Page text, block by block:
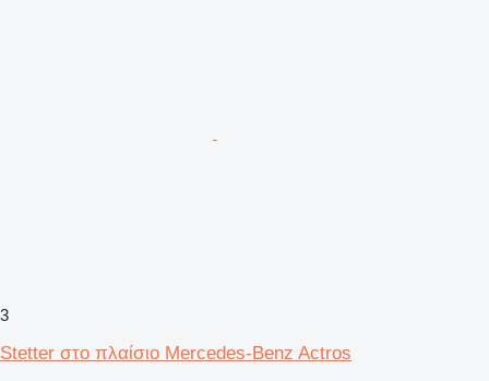
3
Stetter στο πλαίσιο Mercedes-Benz Actros